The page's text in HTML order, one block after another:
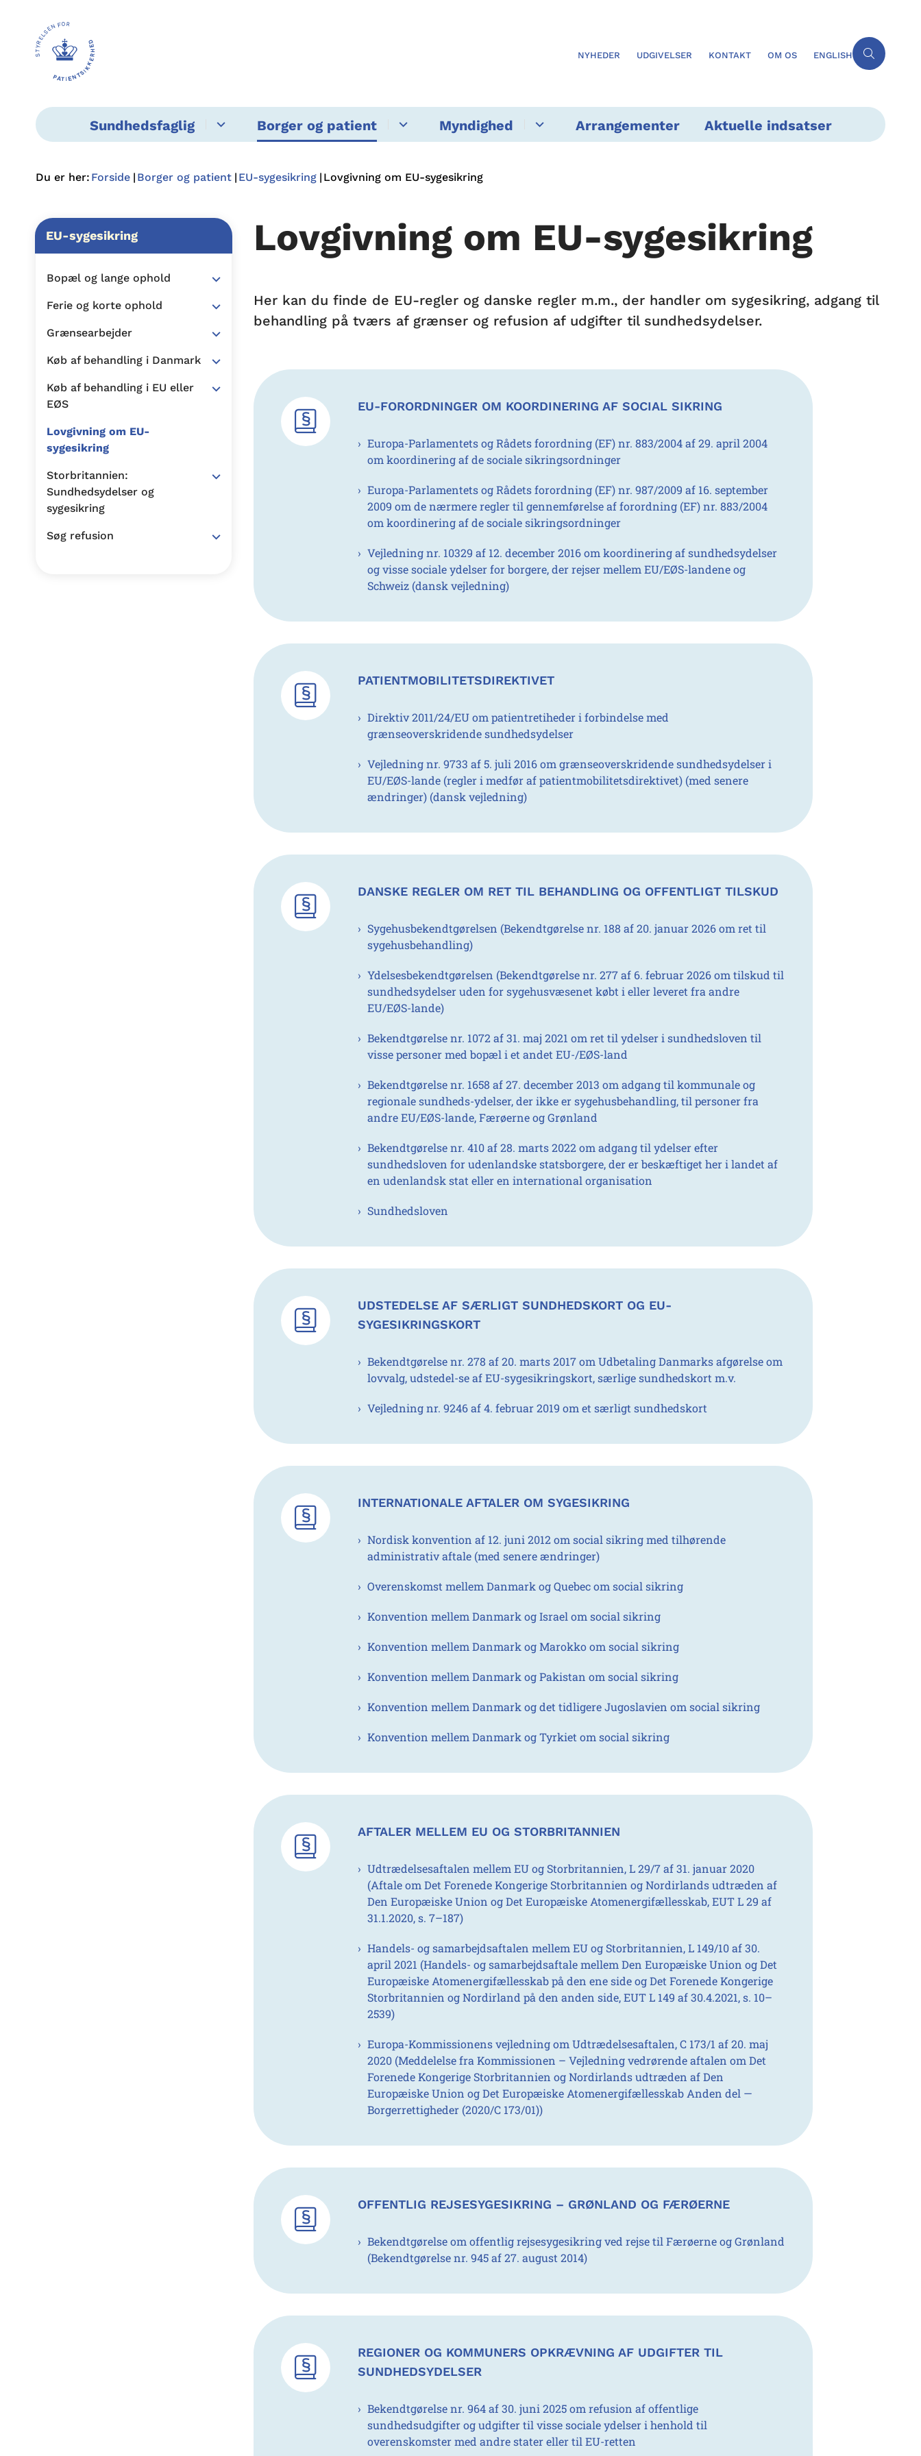
NYHEDER UDGIVELSER KONTAKT OM OS ENGLISH
Sundhedsfaglig Borger og patient Myndighed Arrangementer Aktuelle indsatser
Du er her: Forside Borger og patient EU-sygesikring Lovgivning om EU-sygesikring
EU-sygesikring
Bopæl og lange ophold
Ferie og korte ophold
Grænsearbejder
Køb af behandling i Danmark
Køb af behandling i EU eller
EØS
Lovgivning om EU-
sygesikring
Storbritannien:
Sundhedsydelser og
sygesikring
Søg refusion
Lovgivning om EU-sygesikring
Her kan du finde de EU-regler og danske regler m.m., der handler om sygesikring, adgang til
behandling på tværs af grænser og refusion af udgifter til sundhedsydelser.
EU-FORORDNINGER OM KOORDINERING AF SOCIAL SIKRING
Europa-Parlamentets og Rådets forordning (EF) nr. 883/2004 af 29. april 2004
om koordinering af de sociale sikringsordninger
Europa-Parlamentets og Rådets forordning (EF) nr. 987/2009 af 16. september
2009 om de nærmere regler til gennemførelse af forordning (EF) nr. 883/2004
om koordinering af de sociale sikringsordninger
Vejledning nr. 10329 af 12. december 2016 om koordinering af sundhedsydelser
og visse sociale ydelser for borgere, der rejser mellem EU/EØS-landene og
Schweiz (dansk vejledning)
PATIENTMOBILITETSDIREKTIVET
Direktiv 2011/24/EU om patientretiheder i forbindelse med
grænseoverskridende sundhedsydelser
Vejledning nr. 9733 af 5. juli 2016 om grænseoverskridende sundhedsydelser i
EU/EØS-lande (regler i medfør af patientmobilitetsdirektivet) (med senere
ændringer) (dansk vejledning)
DANSKE REGLER OM RET TIL BEHANDLING OG OFFENTLIGT TILSKUD
Sygehusbekendtgørelsen (Bekendtgørelse nr. 188 af 20. januar 2026 om ret til
sygehusbehandling)
Ydelsesbekendtgørelsen (Bekendtgørelse nr. 277 af 6. februar 2026 om tilskud til
sundhedsydelser uden for sygehusvæsenet købt i eller leveret fra andre
EU/EØS-lande)
Bekendtgørelse nr. 1072 af 31. maj 2021 om ret til ydelser i sundhedsloven til
visse personer med bopæl i et andet EU-/EØS-land
Bekendtgørelse nr. 1658 af 27. december 2013 om adgang til kommunale og
regionale sundheds-ydelser, der ikke er sygehusbehandling, til personer fra
andre EU/EØS-lande, Færøerne og Grønland
Bekendtgørelse nr. 410 af 28. marts 2022 om adgang til ydelser efter
sundhedsloven for udenlandske statsborgere, der er beskæftiget her i landet af
en udenlandsk stat eller en international organisation
Sundhedsloven
UDSTEDELSE AF SÆRLIGT SUNDHEDSKORT OG EU-
SYGESIKRINGSKORT
Bekendtgørelse nr. 278 af 20. marts 2017 om Udbetaling Danmarks afgørelse om
lovvalg, udstedel-se af EU-sygesikringskort, særlige sundhedskort m.v.
Vejledning nr. 9246 af 4. februar 2019 om et særligt sundhedskort
INTERNATIONALE AFTALER OM SYGESIKRING
Nordisk konvention af 12. juni 2012 om social sikring med tilhørende
administrativ aftale (med senere ændringer)
Overenskomst mellem Danmark og Quebec om social sikring
Konvention mellem Danmark og Israel om social sikring
Konvention mellem Danmark og Marokko om social sikring
Konvention mellem Danmark og Pakistan om social sikring
Konvention mellem Danmark og det tidligere Jugoslavien om social sikring
Konvention mellem Danmark og Tyrkiet om social sikring
AFTALER MELLEM EU OG STORBRITANNIEN
Udtrædelsesaftalen mellem EU og Storbritannien, L 29/7 af 31. januar 2020
(Aftale om Det Forenede Kongerige Storbritannien og Nordirlands udtræden af
Den Europæiske Union og Det Europæiske Atomenergifællesskab, EUT L 29 af
31.1.2020, s. 7–187)
Handels- og samarbejdsaftalen mellem EU og Storbritannien, L 149/10 af 30.
april 2021 (Handels- og samarbejdsaftale mellem Den Europæiske Union og Det
Europæiske Atomenergifællesskab på den ene side og Det Forenede Kongerige
Storbritannien og Nordirland på den anden side, EUT L 149 af 30.4.2021, s. 10–
2539)
Europa-Kommissionens vejledning om Udtrædelsesaftalen, C 173/1 af 20. maj
2020 (Meddelelse fra Kommissionen – Vejledning vedrørende aftalen om Det
Forenede Kongerige Storbritannien og Nordirlands udtræden af Den
Europæiske Union og Det Europæiske Atomenergifællesskab Anden del —
Borgerrettigheder (2020/C 173/01))
OFFENTLIG REJSESYGESIKRING – GRØNLAND OG FÆRØERNE
Bekendtgørelse om offentlig rejsesygesikring ved rejse til Færøerne og Grønland
(Bekendtgørelse nr. 945 af 27. august 2014)
REGIONER OG KOMMUNERS OPKRÆVNING AF UDGIFTER TIL
SUNDHEDSYDELSER
Bekendtgørelse nr. 964 af 30. juni 2025 om refusion af offentlige
sundhedsudgifter og udgifter til visse sociale ydelser i henhold til
overenskomster med andre stater eller til EU-retten